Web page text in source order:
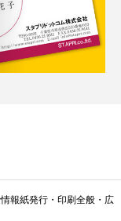
報紙発行・印刷全般・広